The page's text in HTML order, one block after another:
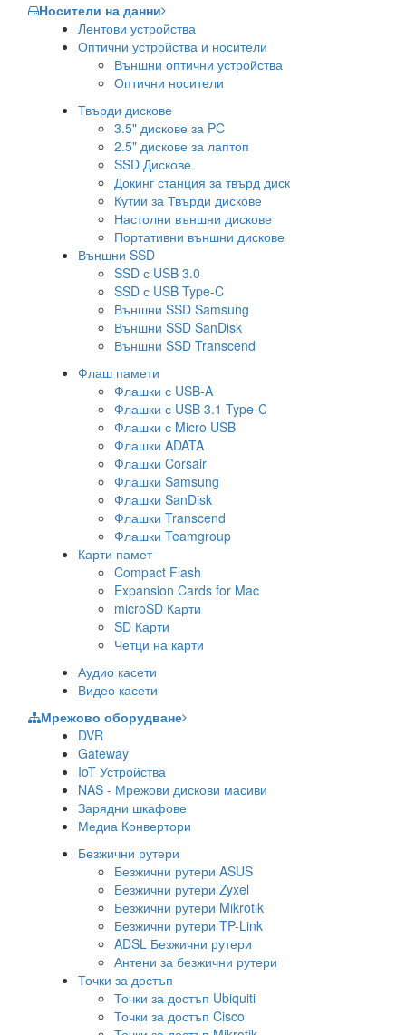
Носители на данни
Лентови устройства
Оптични устройства и носители
Външни оптични устройства
Оптични носители
Твърди дискове
3.5" дискове за PC
2.5" дискове за лаптоп
SSD Дискове
Докинг станция за твърд диск
Кутии за Твърди дискове
Настолни външни дискове
Портативни външни дискове
Външни SSD
SSD с USB 3.0
SSD с USB Type-C
Външни SSD Samsung
Външни SSD SanDisk
Външни SSD Transcend
Флаш памети
Флашки с USB-A
Флашки с USB 3.1 Type-C
Флашки с Micro USB
Флашки ADATA
Флашки Corsair
Флашки Samsung
Флашки SanDisk
Флашки Transcend
Флашки Teamgroup
Карти памет
Compact Flash
Expansion Cards for Mac
microSD Карти
SD Карти
Четци на карти
Аудио касети
Видео касети
Мрежово оборудване
DVR
Gateway
IoT Устройства
NAS - Мрежови дискови масиви
Зарядни шкафове
Медиа Конвертори
Безжични рутери
Безжични рутери ASUS
Безжични рутери Zyxel
Безжични рутери Mikrotik
Безжични рутери TP-Link
ADSL Безжични рутери
Антени за безжични рутери
Точки за достъп
Точки за достъп Ubiquiti
Точки за достъп Cisco